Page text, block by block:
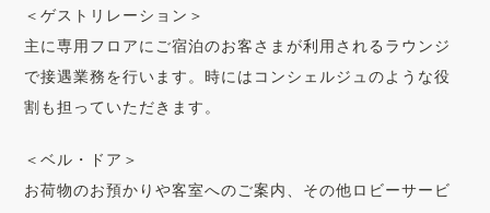
＜ゲストリレーション＞
主に専用フロアにご宿泊のお客さまが利用されるラウンジ
で接遇業務を行います。時にはコンシェルジュのような役
割も担っていただきます。
＜ベル・ドア＞
お荷物のお預かりや客室へのご案内、その他ロビーサービ